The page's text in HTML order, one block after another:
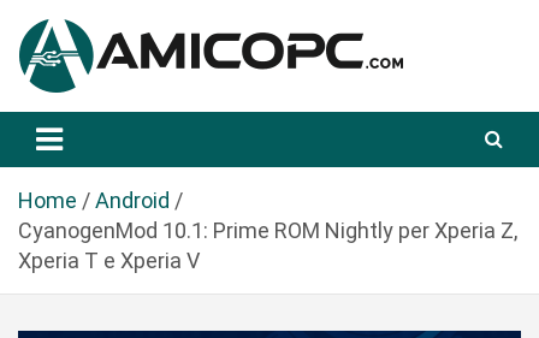
a
Amicopc.com
Home
Android
CyanogenMod 10.1: Prime ROM Nightly per Xperia Z,
Xperia T e Xperia V